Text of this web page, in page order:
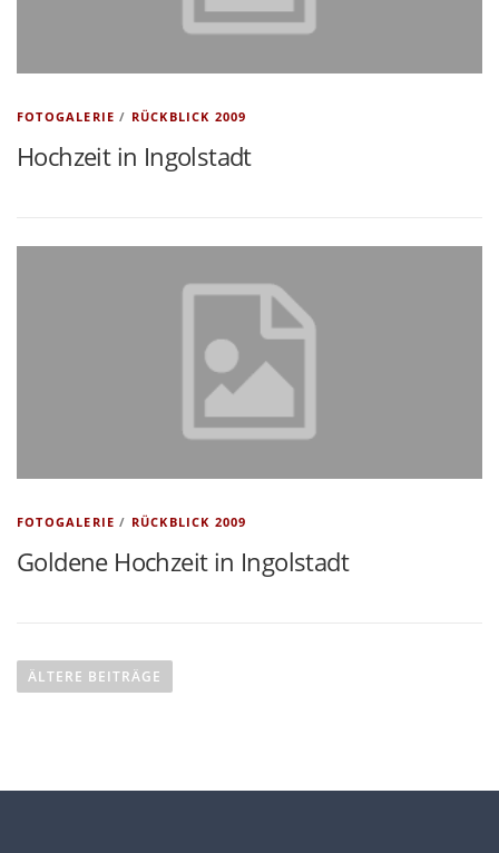
FOTOGALERIE / RÜCKBLICK 2009
Hochzeit in Ingolstadt
FOTOGALERIE / RÜCKBLICK 2009
Goldene Hochzeit in Ingolstadt
e
i
ÄLTERE BEITRÄGE